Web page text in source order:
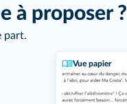
Vue papier
à proposer ?
part.